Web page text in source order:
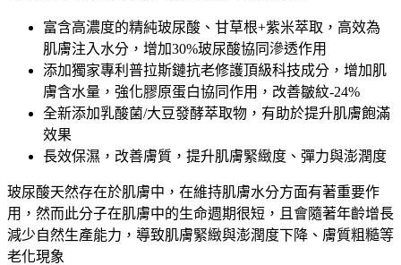
富含高濃度的精純玻尿酸、甘草根+紫米萃取，高效為
肌膚注入水分，增加30%玻尿酸協同滲透作用
添加獨家專利普拉斯鏈抗老修護頂級科技成分，增加肌
膚含水量，強化膠原蛋白協同作用，改善皺紋-24%
全新添加乳酸菌/大豆發酵萃取物，有助於提升肌膚飽滿
效果
長效保濕，改善膚質，提升肌膚緊緻度、彈力與澎潤度
玻尿酸天然存在於肌膚中，在維持肌膚水分方面有著重要作
用，然而此分子在肌膚中的生命週期很短，且會隨著年齡增長
減少自然生產能力，導致肌膚緊緻與澎潤度下降、膚質粗糙等
老化現象